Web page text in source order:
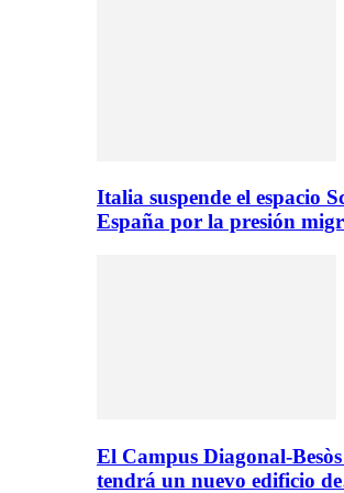
Italia suspende el espacio
España por la presión
El Campus Diagonal-
tendrá un nuevo edificio